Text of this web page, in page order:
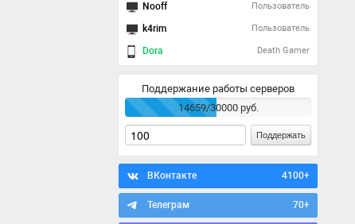
Nooff Пользователь
k4rim Пользователь
Dora Death Gamer
Поддержание работы серверов
14659/30000 руб.
Поддержать
ВКонтакте 4100+
Телеграм 70+